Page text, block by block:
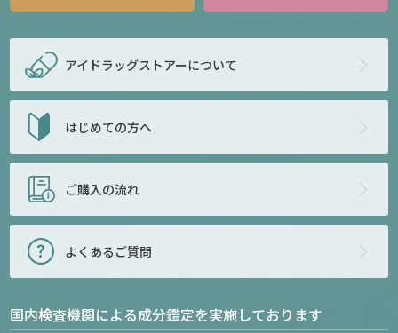
アイドラッグストアーについて
はじめての方へ
ご購入の流れ
よくあるご質問
国内検査機関による成分鑑定を実施しております